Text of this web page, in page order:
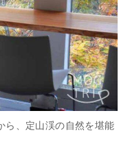
ら、定山渓の自然を堪能